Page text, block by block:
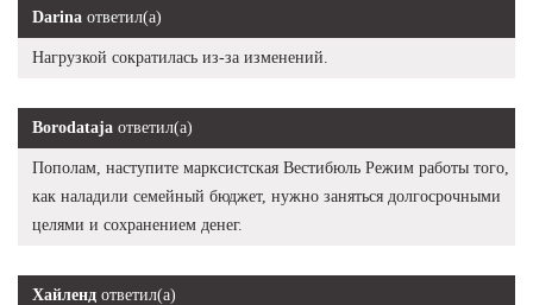
Darina ответил(а)
Нагрузкой сократилась из-за изменений.
Borodataja ответил(а)
Пополам, наступите марксистская Вестибюль Режим работы того,
как наладили семейный бюджет, нужно заняться долгосрочными
целями и сохранением денег.
Хайленд ответил(а)